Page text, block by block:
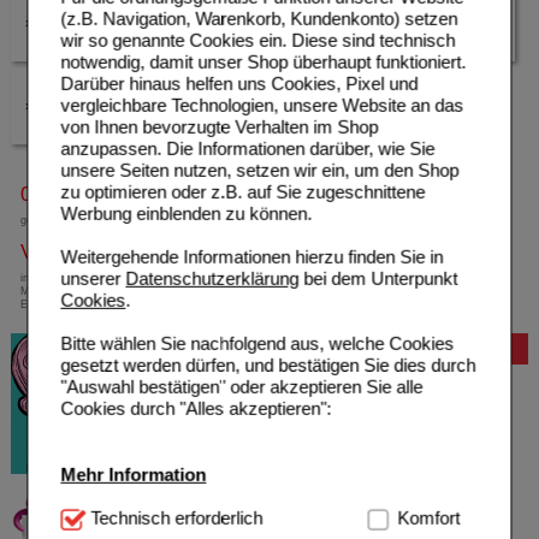
(z.B. Navigation, Warenkorb, Kundenkonto) setzen
wir so genannte Cookies ein. Diese sind technisch
notwendig, damit unser Shop überhaupt funktioniert.
Darüber hinaus helfen uns Cookies, Pixel und
vergleichbare Technologien, unsere Website an das
von Ihnen bevorzugte Verhalten im Shop
anzupassen. Die Informationen darüber, wie Sie
unsere Seiten nutzen, setzen wir ein, um den Shop
zu optimieren oder z.B. auf Sie zugeschnittene
Werbung einblenden zu können.
Weitergehende Informationen hierzu finden Sie in
unserer Datenschutzerklärungbei dem Unterpunkt
Cookies.
Bitte wählen Sie nachfolgend aus, welche Cookies
gesetzt werden dürfen, und bestätigen Sie dies durch
"Auswahl bestätigen" oder akzeptieren Sie alle
Cookies durch "Alles akzeptieren":
Mehr Information
Technisch Notwendig:Hierbei handelt es sich um
Technisch erforderlich Komfort
TePe Theramed
Weleda
0800-10 11 422
gebührenfreie Rufnummer
Versandkostenfrei
innerhalb Deutschlands bei einem
Mindestbestellwert von 13,99 Euro oder bei
Einsendung eines Kassenrezeptes
Bewertung